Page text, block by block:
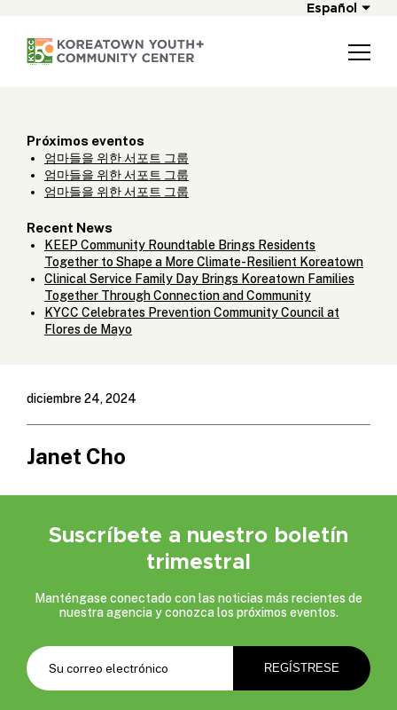
Español
Próximos eventos
엄마들을 위한 서포트 그룹
엄마들을 위한 서포트 그룹
엄마들을 위한 서포트 그룹
Recent News
KEEP Community Roundtable Brings Residents
Together to Shape a More Climate-Resilient Koreatown
Clinical Service Family Day Brings Koreatown Families
Together Through Connection and Community
KYCC Celebrates Prevention Community Council at
Flores de Mayo
diciembre 24, 2024
Janet Cho
Suscríbete a nuestro boletín
trimestral
Manténgase conectado con las noticias más recientes de
nuestra agencia y conozca los próximos eventos.